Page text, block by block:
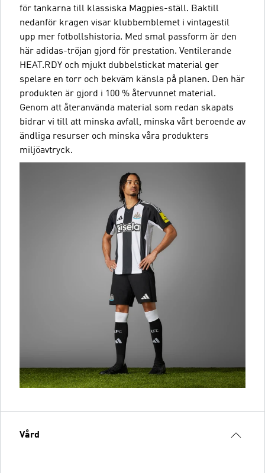
för tankarna till klassiska Magpies-ställ. Baktill
nedanför kragen visar klubbemblemet i vintagestil
upp mer fotbollshistoria. Med smal passform är den
här adidas-tröjan gjord för prestation. Ventilerande
HEAT.RDY och mjukt dubbelstickat material ger
spelare en torr och bekväm känsla på planen. Den här
produkten är gjord i 100 % återvunnet material.
Genom att återanvända material som redan skapats
bidrar vi till att minska avfall, minska vårt beroende av
ändliga resurser och minska våra produkters
miljöavtryck.
Vård